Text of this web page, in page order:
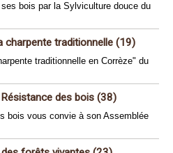
bois par la Sylviculture douce du
charpente traditionnelle (19)
traditionnelle en Corrèze" du
des bois (38)
bois vous convie à son Assemblée